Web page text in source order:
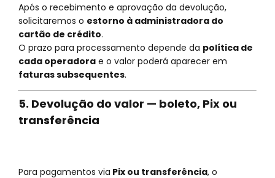
Após o recebimento e aprovação da devolução,
solicitaremos o estorno à administradora do
cartão de crédito.
O prazo para processamento depende da política de
cada operadora e o valor poderá aparecer em
faturas subsequentes.
5. Devolução do valor — boleto, Pix ou
transferência
Para pagamentos via Pix ou transferência, o